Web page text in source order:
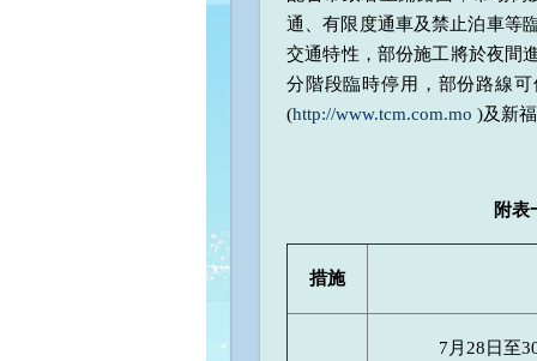
通、有限度通車及禁止泊車等
交通特性，部份施工將於夜間
分階段臨時停用，部份路線
(http://www.tcm.com.mo )及新
附表
措施
7月28日至